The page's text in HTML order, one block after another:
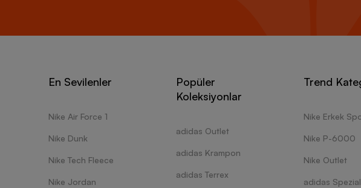
En Sevilenler
Nike Air Force 1
Nike Dunk
Nike Tech Fleece
Nike Jordan
Popüler
Koleksiyonlar
adidas Outlet
adidas Krampon
adidas Terrex
Trend
Nike Erkek
Nike P-6000
Nike Outlet
adidas Spezial